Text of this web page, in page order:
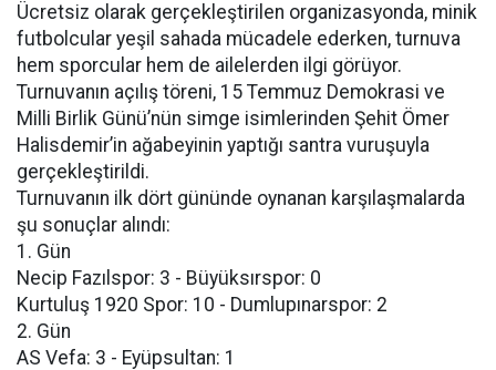
Ücretsiz olarak gerçekleştirilen organizasyonda, minik
futbolcular yeşil sahada mücadele ederken, turnuva
hem sporcular hem de ailelerden ilgi görüyor.
Turnuvanın açılış töreni, 15 Temmuz Demokrasi ve
Milli Birlik Günü’nün simge isimlerinden Şehit Ömer
Halisdemir’in ağabeyinin yaptığı santra vuruşuyla
gerçekleştirildi.
Turnuvanın ilk dört gününde oynanan karşılaşmalarda
şu sonuçlar alındı:
1. Gün
Necip Fazılspor: 3 - Büyüksırspor: 0
Kurtuluş 1920 Spor: 10 - Dumlupınarspor: 2
2. Gün
AS Vefa: 3 - Eyüpsultan: 1